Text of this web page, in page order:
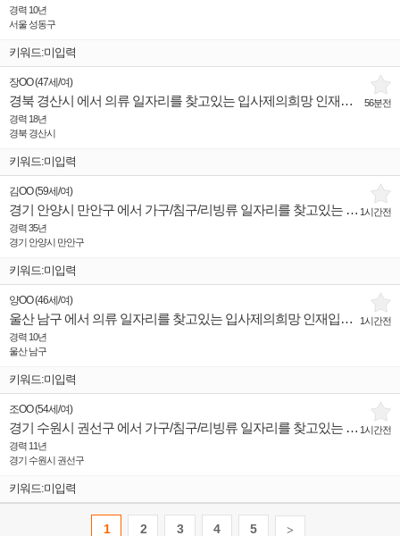
경력 10년
서울 성동구
키워드:미입력
56분전
장OO(47세 /여)
경북 경산시 에서 의류 일자리를 찾고있는 입사제의희망 인재입니다.
경력 18년
경북 경산시
키워드:미입력
1시간전
김OO(59세 /여)
경기 안양시 만안구 에서 가구/침구/리빙류 일자리를 찾고있는 입사제의희망 인재입니다.
경력 35년
경기 안양시 만안구
키워드:미입력
1시간전
양OO(46세 /여)
울산 남구 에서 의류 일자리를 찾고있는 입사제의희망 인재입니다.
경력 10년
울산 남구
키워드:미입력
1시간전
조OO(54세 /여)
경기 수원시 권선구 에서 가구/침구/리빙류 일자리를 찾고있는 입사제의희망 인재입니다.
경력 11년
경기 수원시 권선구
키워드:미입력
1 2 3 4 5 >